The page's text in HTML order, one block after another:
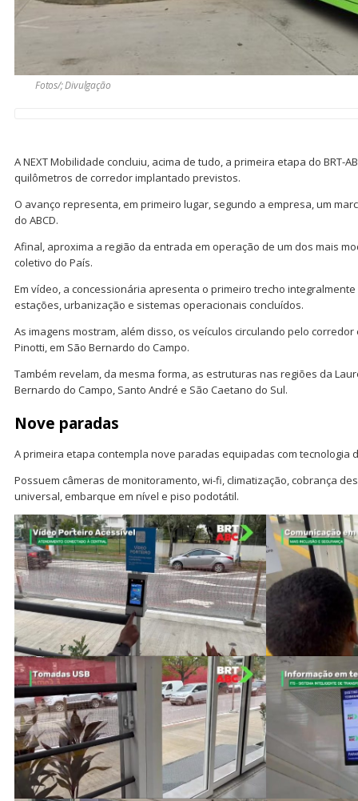
Fotos/; Divulgação
A NEXT Mobilidade concluiu, acima de tudo, a primeira etapa do BRT-
quilômetros de corredor implantado previstos.
O avanço representa, em primeiro lugar, segundo a empresa, um
do ABCD.
Afinal, aproxima a região da entrada em operação de um dos mais
coletivo do País.
Em vídeo, a concessionária apresenta o primeiro trecho
estações, urbanização e sistemas operacionais concluídos.
As imagens mostram, além disso, os veículos circulando pelo
Pinotti, em São Bernardo do Campo.
Também revelam, da mesma forma, as estruturas nas regiões da
Bernardo do Campo, Santo André e São Caetano do Sul.
Nove paradas
A primeira etapa contempla nove paradas equipadas com tecnologia
Possuem câmeras de monitoramento, wi-fi, climatização, cobrança
universal, embarque em nível e piso podotátil.